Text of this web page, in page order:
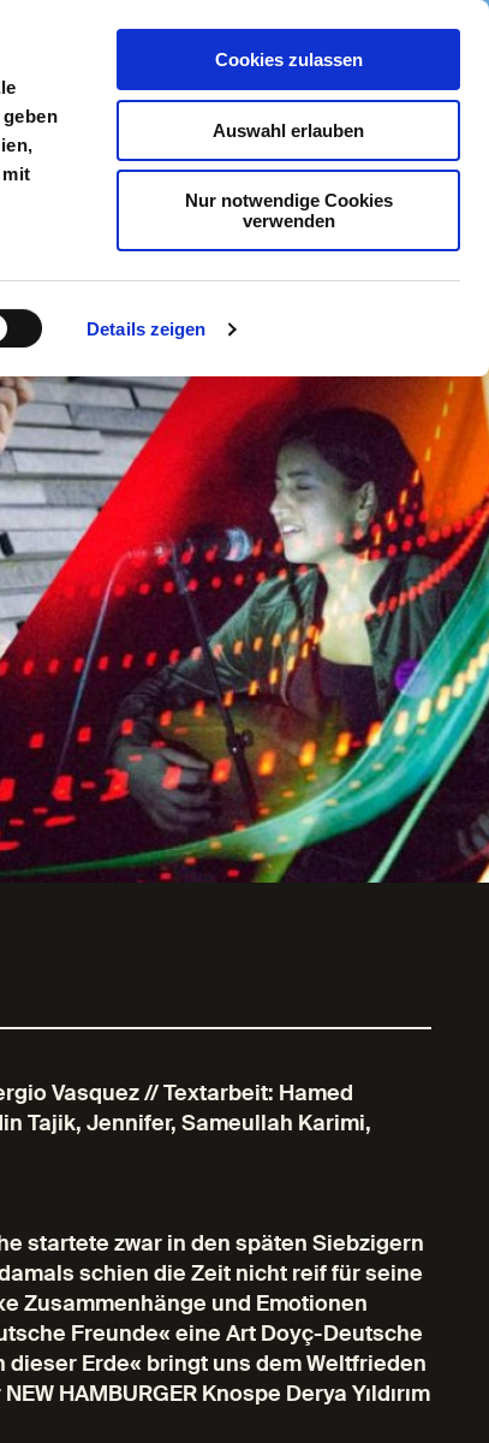
Details zeigen
Cookies zulassen
Auswahl erlauben
Nur notwendige Cookies
verwenden
Vasquez // Textarbeit: Hamed
Tajik, Jennifer, Sameullah Karimi,
startete zwar in den späten Siebzigern
schien die Zeit nicht reif für seine
Zusammenhänge und Emotionen
Freunde« eine Art Doyç-Deutsche
Erde« bringt uns dem Weltfrieden
HAMBURGER Knospe Derya Yıldırım